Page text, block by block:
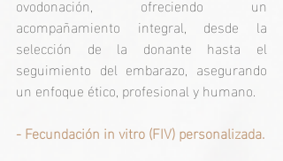
acompañamiento integral, desde la
selección de la donante hasta el
seguimiento del embarazo, asegurando
un enfoque ético, profesional y humano.
- Fecundación in vitro (FIV) personalizada.